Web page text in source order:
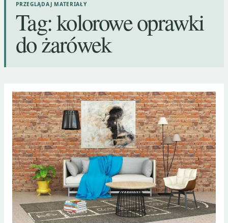
PRZEGLĄDAJ MATERIAŁY
Tag:kolorowe oprawki
do żarówek